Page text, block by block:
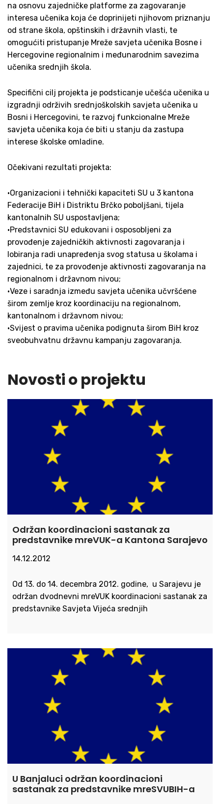
na osnovu zajedničke platforme za zagovaranje
interesa učenika koja će doprinijeti njihovom priznanju
od strane škola, opštinskih i državnih vlasti, te
omogućiti pristupanje Mreže savjeta učenika Bosne i
Hercegovine regionalnim i međunarodnim savezima
učenika srednjih škola.
Specifični cilj projekta je podsticanje učešća učenika u
izgradnji održivih srednjoškolskih savjeta učenika u
Bosni i Hercegovini, te razvoj funkcionalne Mreže
savjeta učenika koja će biti u stanju da zastupa
interese školske omladine.
Očekivani rezultati projekta:
•Organizacioni i tehnički kapaciteti SU u 3 kantona
Federacije BiH i Distriktu Brčko poboljšani, tijela
kantonalnih SU uspostavljena;
•Predstavnici SU edukovani i osposobljeni za
provođenje zajedničkih aktivnosti zagovaranja i
lobiranja radi unapređenja svog statusa u školama i
zajednici, te za provođenje aktivnosti zagovaranja na
regionalnom i državnom nivou;
•Veze i saradnja između savjeta učenika učvršćene
širom zemlje kroz koordinaciju na regionalnom,
kantonalnom i državnom nivou;
•Svijest o pravima učenika podignuta širom BiH kroz
sveobuhvatnu državnu kampanju zagovaranja.
Novosti o projektu
Održan koordinacioni sastanak za
predstavnike mreVUK-a Kantona Sarajevo
14.12.2012
Od 13. do 14. decembra 2012. godine, u Sarajevu je
održan dvodnevni mreVUK koordinacioni sastanak za
predstavnike Savjeta Vijeća srednjih
U Banjaluci održan koordinacioni
sastanak za predstavnike mreSVUBIH-a